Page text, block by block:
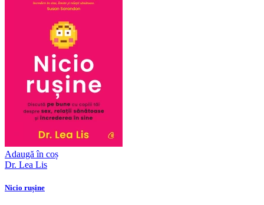
Adaugă în coș
Dr. Lea Lis
Nicio rușine